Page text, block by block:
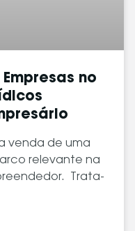
no
venda de uma
relevante na
Trata-